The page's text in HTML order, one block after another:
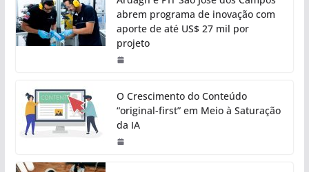
abrem programa de inovação com
aporte de até US$ 27 mil por
projeto
O Crescimento do Conteúdo
“original-first” em Meio à Saturação
da IA